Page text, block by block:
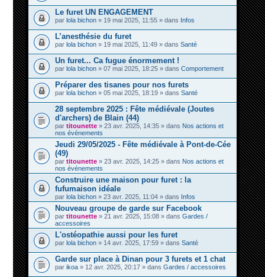
Le furet UN ENGAGEMENT
par lola bichon» 19 mai 2025, 11:55 » dans Infos
L’anesthésie du furet
par lola bichon» 19 mai 2025, 11:49 » dans Santé
Un furet... Ca fugue énormement !
par lola bichon» 07 mai 2025, 18:25 » dans Comportement
Préparer des tisanes pour nos furets
par lola bichon» 05 mai 2025, 18:19 » dans Santé
28 septembre 2025 : Fête médiévale (Joutes
d'archers) de Blain (44)
par titounette» 23 avr. 2025, 14:35 » dans Nos actions et
nos événements
Jeudi 29/05/2025 - Fête médiévale à Pont-de-Cée
(49)
par titounette» 23 avr. 2025, 14:25 » dans Nos actions et
nos événements
Construire une maison pour furet : la
fufumaison idéale
par lola bichon» 23 avr. 2025, 11:04 » dans Infos
Nouveau groupe de garde sur Facebook
par titounette» 21 avr. 2025, 15:08 » dans Gardes /
accessoires
L'ostéopathie aussi pour les furet
par lola bichon» 14 avr. 2025, 17:59 » dans Santé
Garde sur place à Dinan pour 3 furets et 1 chat
par ikoa» 12 avr. 2025, 20:17 » dans Gardes / accessoires